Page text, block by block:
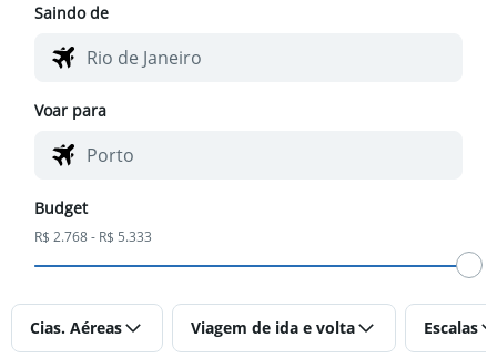
Saindo de
Voar para
Budget
R$ 2.768 - R$ 5.333
Cias. Aéreas Viagem de ida e volta Escalas